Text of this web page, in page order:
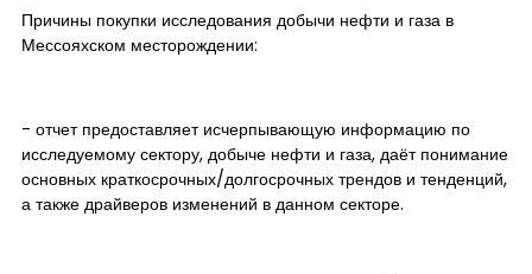
Причины покупки исследования добычи нефти и газа в
Мессояхском месторождении:
- отчет предоставляет исчерпывающую информацию по
исследуемому сектору, добыче нефти и газа, даёт понимание
основных краткосрочных/долгосрочных трендов и тенденций,
а также драйверов изменений в данном секторе.